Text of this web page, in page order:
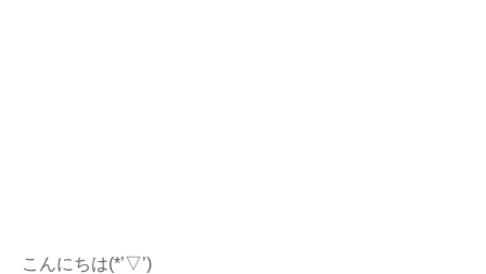
こんにちは(*’▽’)